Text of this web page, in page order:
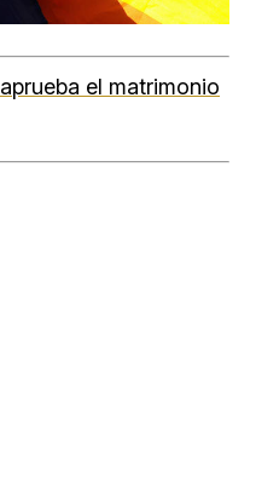
el matrimonio